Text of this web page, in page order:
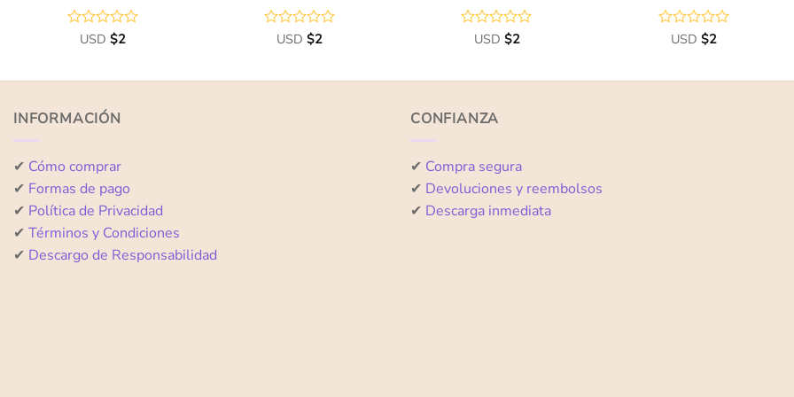
Valorado
de
USD$2
Valorado
de
USD$2
Valorado
de
USD $2
Valorado
de
USD$2
INFORMACIÓN
✔ Cómo comprar
✔ Formas de pago
✔ Política de Privacidad
✔ Términos y Condiciones
✔ Descargo de Responsabilidad
CONFIANZA
✔ Compra segura
✔ Devoluciones y reembolsos
✔ Descarga inmediata